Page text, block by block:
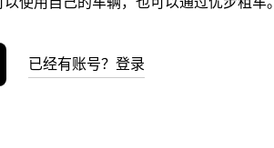
已经有账号？登录